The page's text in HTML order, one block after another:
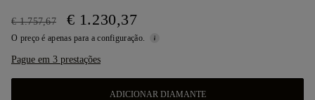
€ 1.757,67 € 1.230,37
O preço é apenas para a configuração.
Pague em 3 prestações
ADICIONAR DIAMANTE